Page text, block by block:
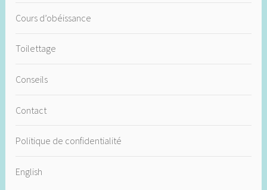
Cours d’obéissance
Toilettage
Conseils
Contact
Politique de confidentialité
English